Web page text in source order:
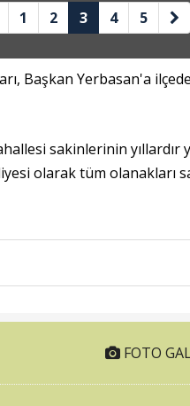
1 2 3 4 5
Başkan Yerbasan'a
sakinlerinin yıllardır
olarak tüm olanakları
FOTO